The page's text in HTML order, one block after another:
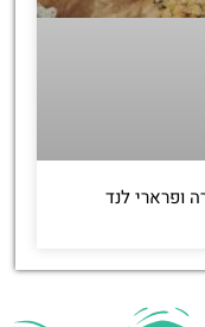
ופרארי לנד